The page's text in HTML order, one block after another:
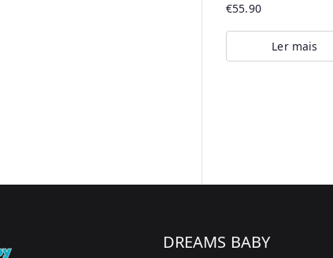
€55.90
Ler mais
DREAMS BABY